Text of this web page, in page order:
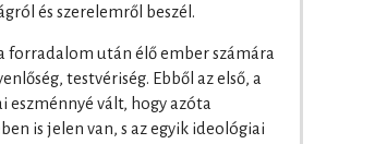
és szerelemről beszél.
forradalom után élő ember számára
testvériség. Ebből az első, a
eszménnyé vált, hogy azóta
is jelen van, s az egyik ideológiai